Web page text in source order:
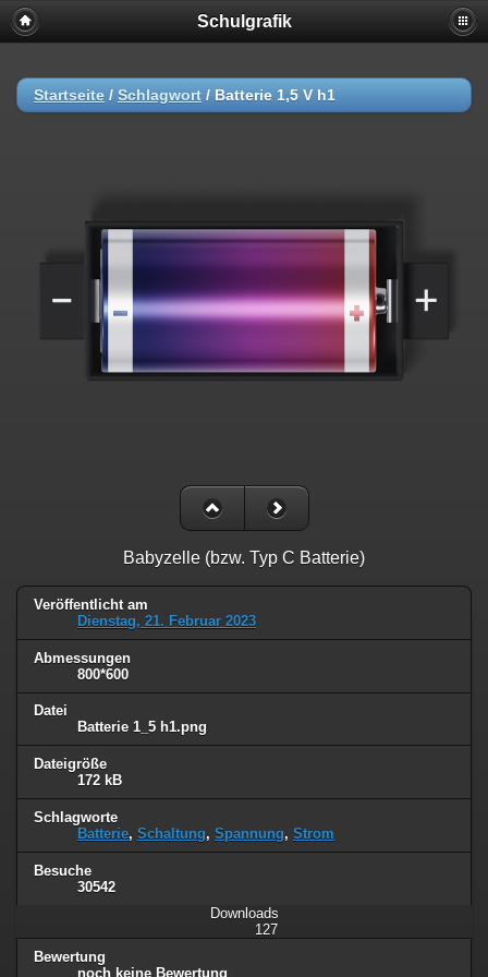
Schulgrafik
Startseite / Schlagwort / Batterie 1,5 V h1
Babyzelle (bzw. Typ C Batterie)
Veröffentlicht am
Dienstag, 21. Februar 2023
Abmessungen
800*600
Datei
Batterie 1_5 h1.png
Dateigröße
172 kB
Schlagworte
Batterie, Schaltung, Spannung, Strom
Besuche
30542
Downloads
127
Bewertung
noch keine Bewertung